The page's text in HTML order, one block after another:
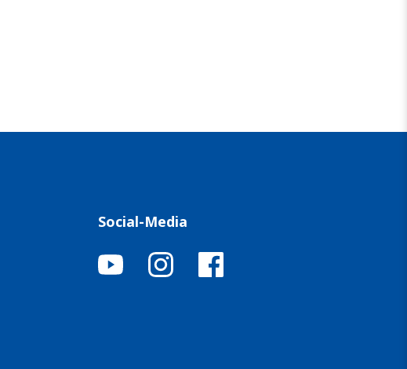
Social-Media